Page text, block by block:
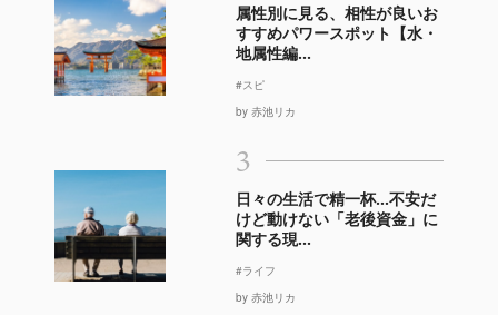
属性別に見る、相性が良いお
すすめパワースポット【水・
地属性編...
#スピ
by 赤池リカ
3
日々の生活で精一杯…不安だ
けど動けない「老後資金」に
関する現...
#ライフ
by 赤池リカ